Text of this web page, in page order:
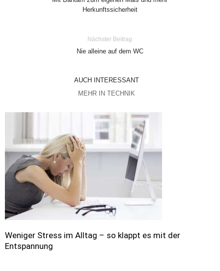
Herkunftssicherheit
Nächster Beitrag
Nie alleine auf dem WC
AUCH INTERESSANT
MEHR IN TECHNIK
Weniger Stress im Alltag – so klappt es mit der
Entspannung